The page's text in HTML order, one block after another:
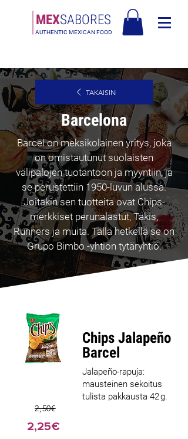
MEXSABORES
AUTHENTIC MEXICAN FOOD
TAKAISIN
Barcelona
Barcel on meksikolainen yritys, joka
on omistautunut suolaisten
välipalojen tuotantoon ja myyntiin, ja
se perustettiin 1950-luvun alussa.
Joitakin sen tuotteita ovat Chips-
merkkiset perunalastut, Takis,
Runners ja muita. Tällä hetkellä se on
Grupo Bimbo -yhtiön tytäryhtiö.
Chips Jalapeño
Barcel
Jalapeño-rapuja:
mausteinen sekoitus
tulista pakkausta 42 g.
2,50€
2,25€